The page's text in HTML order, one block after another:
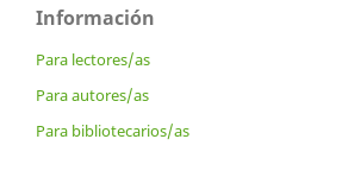
Información
Para lectores/as
Para autores/as
Para bibliotecarios/as